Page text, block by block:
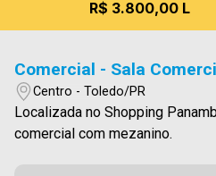
R$ 3.800,00 L
Comercial - Sala
Centro - Toledo/PR
Localizada no Shopping Panambi.
comercial com mezanino.